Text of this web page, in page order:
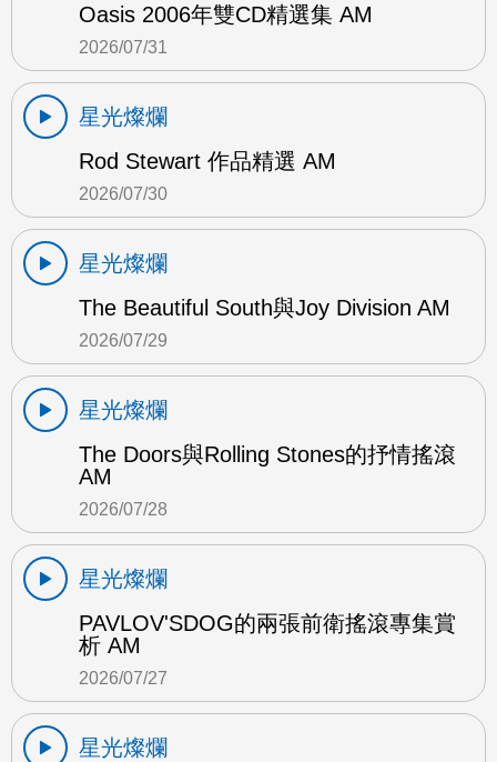
Oasis 2006年雙CD精選集 AM
2026/07/31
星光燦爛
Rod Stewart 作品精選 AM
2026/07/30
星光燦爛
The Beautiful South與Joy Division AM
2026/07/29
星光燦爛
The Doors與Rolling Stones的抒情搖滾
AM
2026/07/28
星光燦爛
PAVLOV'SDOG的兩張前衛搖滾專集賞
析 AM
2026/07/27
星光燦爛